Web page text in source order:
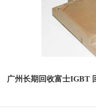
广州长期回收富士IGBT